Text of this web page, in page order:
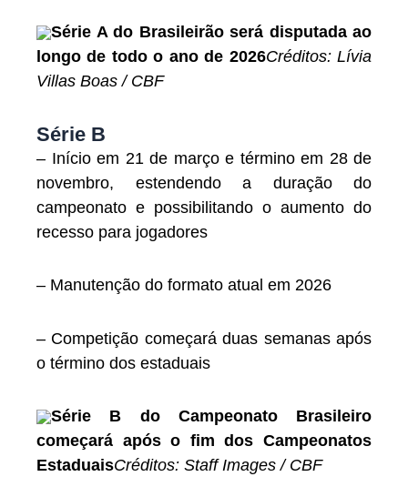
Série A do Brasileirão será disputada ao
longo de todo o ano de 2026Créditos: Lívia
Villas Boas / CBF
Série B
– Início em 21 de março e término em 28 de
novembro, estendendo a duração do
campeonato e possibilitando o aumento do
recesso para jogadores
– Manutenção do formato atual em 2026
– Competição começará duas semanas após
o término dos estaduais
Série B do Campeonato Brasileiro
começará após o fim dos Campeonatos
EstaduaisCréditos: Staff Images / CBF